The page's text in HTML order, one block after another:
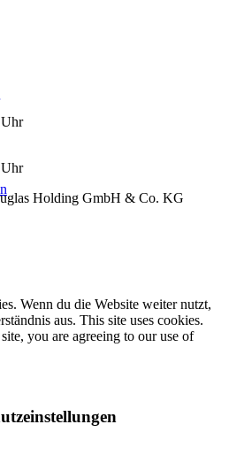
Holding GmbH & Co. KG
Wenn du die Website weiter nutzt,
aus. This site uses cookies.
you are agreeing to our use of